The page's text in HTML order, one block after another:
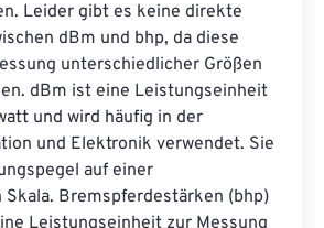
Leider gibt es keine direkte
dBm und bhp, da diese
unterschiedlicher Größen
dBm ist eine Leistungseinheit
und wird häufig in der
und Elektronik verwendet. Sie
auf einer
Bremspferdestärken (bhp)